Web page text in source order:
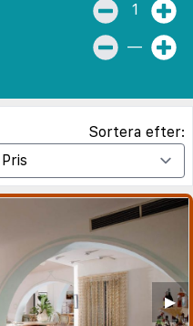
1
—
Sortera efter:
▶︎